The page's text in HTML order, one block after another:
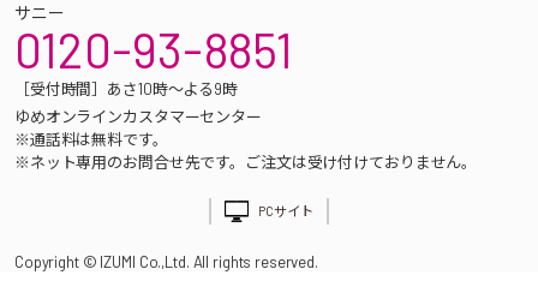
サニー
0120-93-8851
［受付時間］あさ10時～よる9時
ゆめオンラインカスタマーセンター
※通話料は無料です。
※ネット専用のお問合せ先です。ご注文は受け付けておりません。
PCサイト
Copyright © IZUMI Co.,Ltd. All rights reserved.